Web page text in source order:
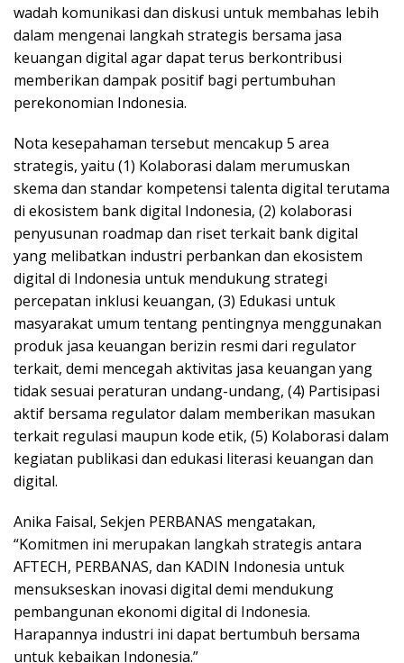
wadah komunikasi dan diskusi untuk membahas lebih
dalam mengenai langkah strategis bersama jasa
keuangan digital agar dapat terus berkontribusi
memberikan dampak positif bagi pertumbuhan
perekonomian Indonesia.
Nota kesepahaman tersebut mencakup 5 area
strategis, yaitu (1) Kolaborasi dalam merumuskan
skema dan standar kompetensi talenta digital terutama
di ekosistem bank digital Indonesia, (2) kolaborasi
penyusunan roadmap dan riset terkait bank digital
yang melibatkan industri perbankan dan ekosistem
digital di Indonesia untuk mendukung strategi
percepatan inklusi keuangan, (3) Edukasi untuk
masyarakat umum tentang pentingnya menggunakan
produk jasa keuangan berizin resmi dari regulator
terkait, demi mencegah aktivitas jasa keuangan yang
tidak sesuai peraturan undang-undang, (4) Partisipasi
aktif bersama regulator dalam memberikan masukan
terkait regulasi maupun kode etik, (5) Kolaborasi dalam
kegiatan publikasi dan edukasi literasi keuangan dan
digital.
Anika Faisal, Sekjen PERBANAS mengatakan,
“Komitmen ini merupakan langkah strategis antara
AFTECH, PERBANAS, dan KADIN Indonesia untuk
mensukseskan inovasi digital demi mendukung
pembangunan ekonomi digital di Indonesia.
Harapannya industri ini dapat bertumbuh bersama
untuk kebaikan Indonesia.”